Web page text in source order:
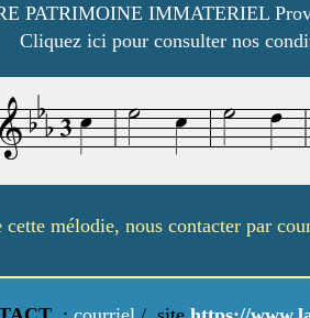
PATRIMOINE IMMATERIEL
Cliquez ici pour consulter nos
mélodie, nous contacter par